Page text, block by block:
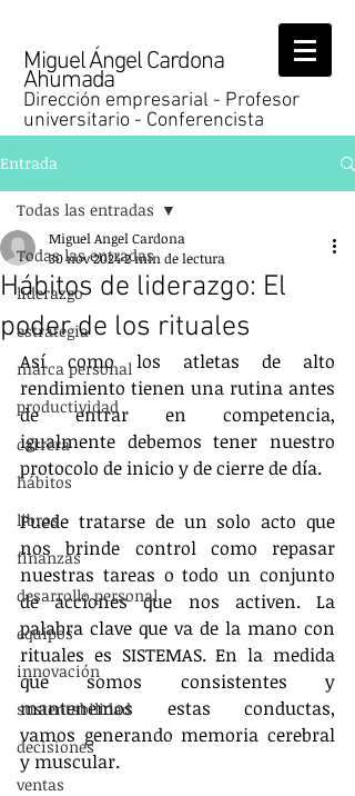
Miguel Ángel Cardona
Ahumada
Dirección empresarial - Profesor
universitario - Conferencista
Entrada
Todas las entradas
liderazgo
estrategia
marca personal
productividad
carrera
hábitos
libros
finanzas
desarrollo personal
equipos
innovación
sustentabilidad
decisiones
ventas
Todas las entradas
Hábitos de liderazgo: El
poder de los rituales
Miguel Angel Cardona
30 nov 20242 min de lectura
Así como los atletas de alto
rendimiento tienen una rutina antes
de entrar en competencia,
igualmente debemos tener nuestro
protocolo de inicio y de cierre de día.
Puede tratarse de un solo acto que
nos brinde control como repasar
nuestras tareas o todo un conjunto
de acciones que nos activen. La
palabra clave que va de la mano con
rituales es SISTEMAS. En la medida
que somos consistentes y
mantenemos estas conductas,
vamos generando memoria cerebral
y muscular.